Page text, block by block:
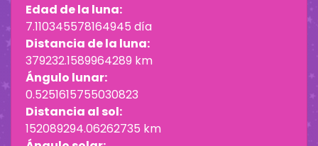
Edad de la luna:
7.110345578164945 día
Distancia de la luna:
379232.1589964289 km
Ángulo lunar:
0.5251615755030823
Distancia al sol:
152089294.06262735 km